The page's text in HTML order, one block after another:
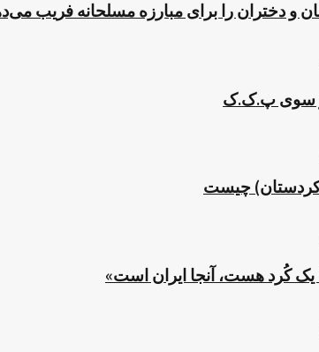
و دختران را برای مبارزه مسلحانه فریب
از سوی پ.ک.ک
چیست
کُرد هست، آنجا ایران است»